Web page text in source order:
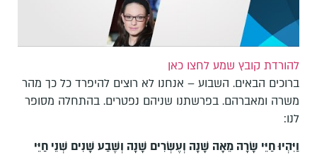
להורדת קובץ שמע לחצו כאן
ברוכים הבאים. השבוע – אנחנו לא רוצים להיפרד כל כך מהר
משרה ומאברהם. בפרשתנו שניהם נפטרים. בהתחלה מסופר
לנו:
וַיִּהְיוּ חַיֵּי שָׂרָה מֵאָה שָׁנָה וְעֶשְׂרִים שָׁנָה וְשֶׁבַע שָׁנִים שְׁנֵי חַיֵּי